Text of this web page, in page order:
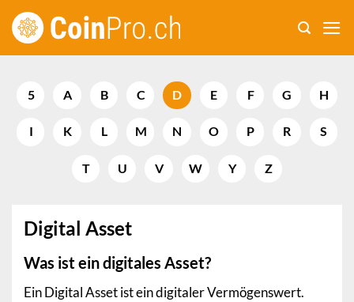
Zum
Inhalt
5 A B C D E F G H
I K L M N O P R S
T U V W Y Z
Digital Asset
Was ist ein digitales Asset?
Ein Digital Asset ist ein digitaler Vermögenswert.